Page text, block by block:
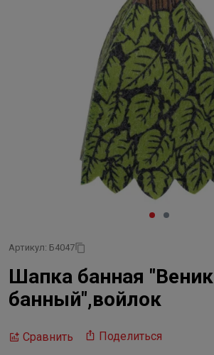
Артикул: Б4047
Шапка банная "Веник
банный",войлок
Сравнить Поделиться